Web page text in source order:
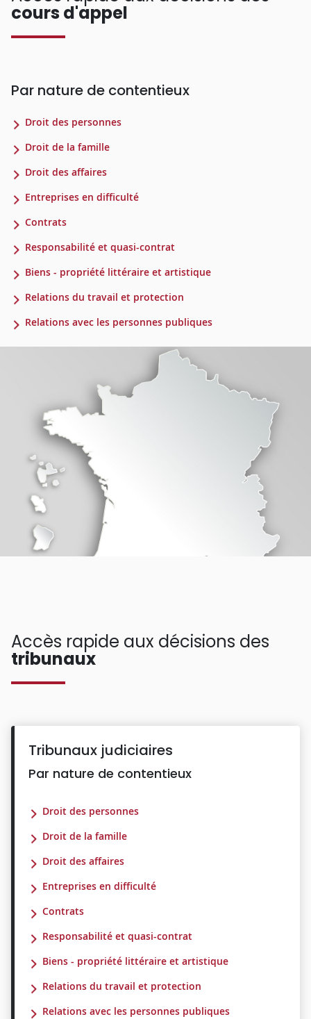
cours d'appel
Par nature de contentieux
Droit des personnes
Droit de la famille
Droit des affaires
Entreprises en difficulté
Contrats
Responsabilité et quasi-contrat
Biens - propriété littéraire et artistique
Relations du travail et protection
Relations avec les personnes publiques
Accès rapide aux décisions des
tribunaux
Tribunaux judiciaires
Par nature de contentieux
Droit des personnes
Droit de la famille
Droit des affaires
Entreprises en difficulté
Contrats
Responsabilité et quasi-contrat
Biens - propriété littéraire et artistique
Relations du travail et protection
Relations avec les personnes publiques